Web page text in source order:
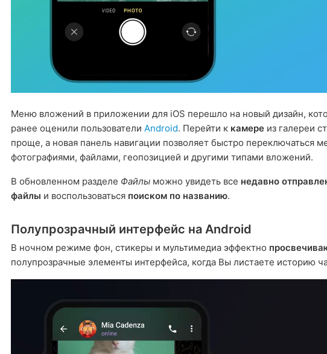
Меню вложений в приложении для iOS перешло на новый дизайн,
ранее оценили пользователи Android. Перейти к камере из галереи
проще, а новая панель навигации позволяет быстро переключаться
фотографиями, файлами, геопозицией и другими типами вложений.
В обновленном разделе Файлы можно увидеть все недавно
файлы и воспользоваться поиском по названию.
Полупрозрачный интерфейс на Android
В ночном режиме фон, стикеры и мультимедиа эффектно
полупрозрачные элементы интерфейса, когда Вы листаете историю